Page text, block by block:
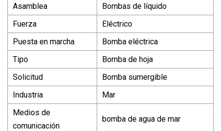
Asamblea
Bombas de líquido
Fuerza
Eléctrico
Puesta en marcha
Bomba eléctrica
Tipo
Bomba de hoja
Solicitud
Bomba sumergible
Industria
Mar
Medios de
comunicación
bomba de agua de mar